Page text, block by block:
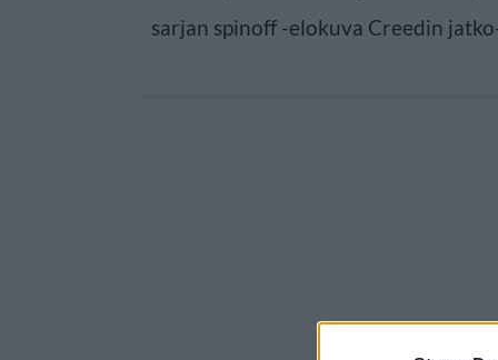
sarjan spinoff -elokuva Creedin